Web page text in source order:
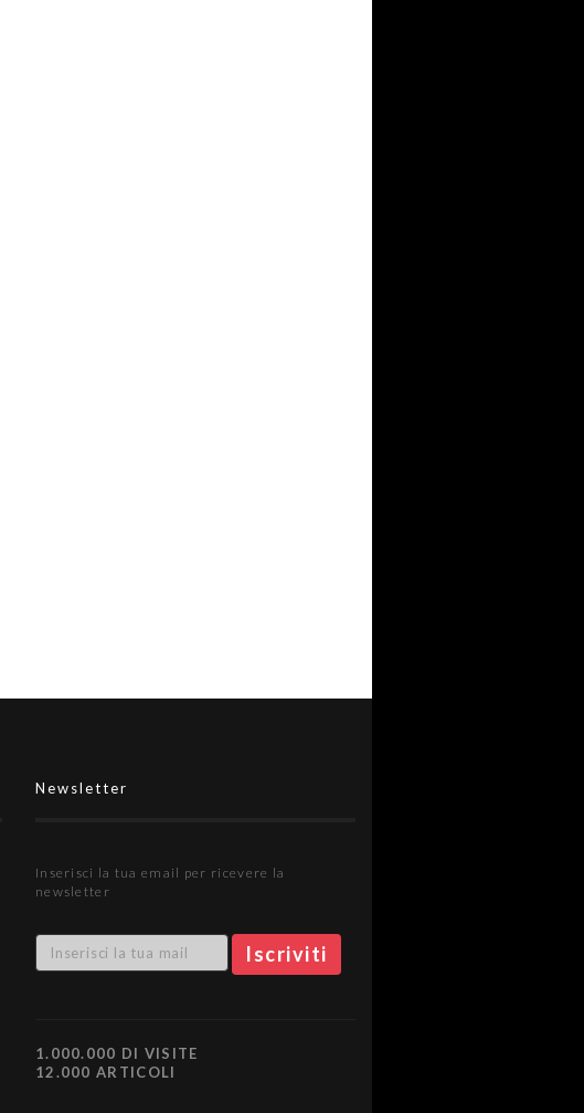
Newsletter
Inserisci la tua email per ricevere la
newsletter
1.000.000 DI VISITE
12.000 ARTICOLI